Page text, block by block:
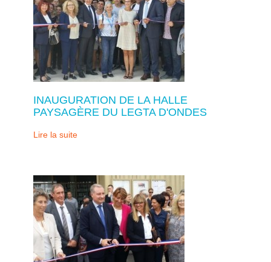
INAUGURATION DE LA HALLE
PAYSAGÈRE DU LEGTA D'ONDES
Lire la suite